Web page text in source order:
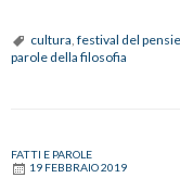
cultura, festival del
parole della filosofia
FATTI E PAROLE
19 FEBBRAIO 2019